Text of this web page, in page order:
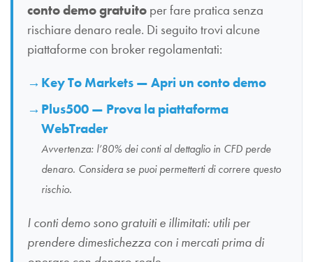
conto demo gratuito per fare pratica senza
rischiare denaro reale. Di seguito trovi alcune
piattaforme con broker regolamentati:
Key To Markets — Apri un conto demo
Plus500 — Prova la piattaforma
WebTrader
Avvertenza: l’80% dei conti al dettaglio in CFD perde
denaro. Considera se puoi permetterti di correre questo
rischio.
I conti demo sono gratuiti e illimitati: utili per
prendere dimestichezza con i mercati prima di